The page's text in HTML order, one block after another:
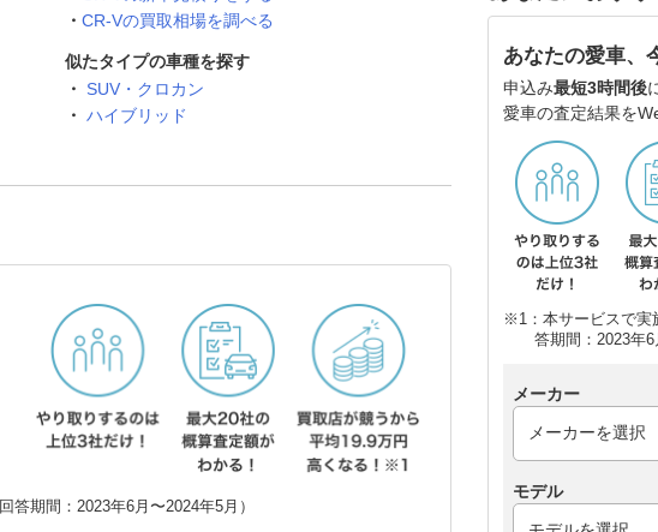
CR-Vの買取相場を調べる
似たタイプの車種を探す
SUV・クロカン
ハイブリッド
期間：2023年6月〜2024年5月）
あなたの愛車、
申込み最短3時間後
愛車の査定結果を
※1：本サービスで実
答期間：2023年6
メーカー
モデル